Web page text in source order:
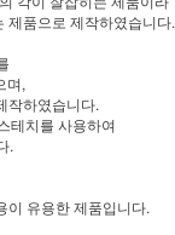
제품으로 제작하였습니다.
며,
작하였습니다.
테치를 사용하여
.
이 유용한 제품입니다.